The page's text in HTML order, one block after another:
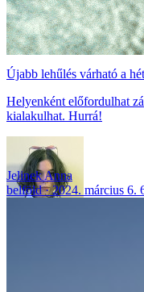
Újabb lehűlés várható a
Helyenként előfordulhat
kialakulhat. Hurrá!
Jelinek Anna
belföld
2024. március 6.